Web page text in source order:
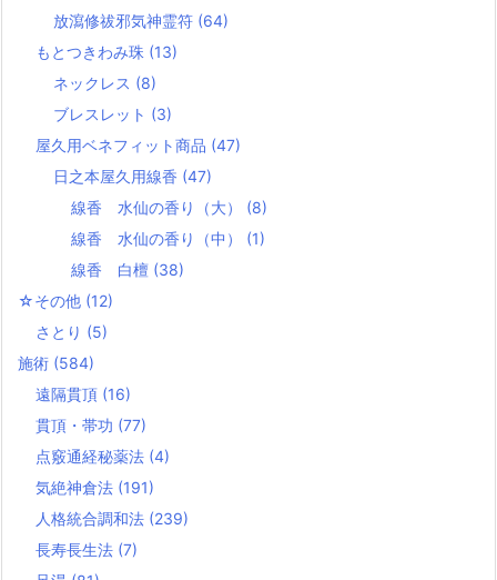
放瀉修祓邪気神霊符 (64)
もとつきわみ珠 (13)
ネックレス (8)
ブレスレット (3)
屋久用ベネフィット商品 (47)
日之本屋久用線香 (47)
線香 水仙の香り（大） (8)
線香 水仙の香り（中） (1)
線香 白檀 (38)
☆その他 (12)
さとり (5)
施術 (584)
遠隔貫頂 (16)
貫頂・帯功 (77)
点竅通経秘薬法 (4)
気絶神倉法 (191)
人格統合調和法 (239)
長寿長生法 (7)